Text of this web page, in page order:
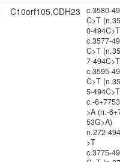
C10orf105,CDH23
c.3580-
C>T
0-
c.3577-
C>T
7-
c.3595-
C>T
5-
c.-
>A (n.-
53G>A)
n.272-
>T
c.3775-